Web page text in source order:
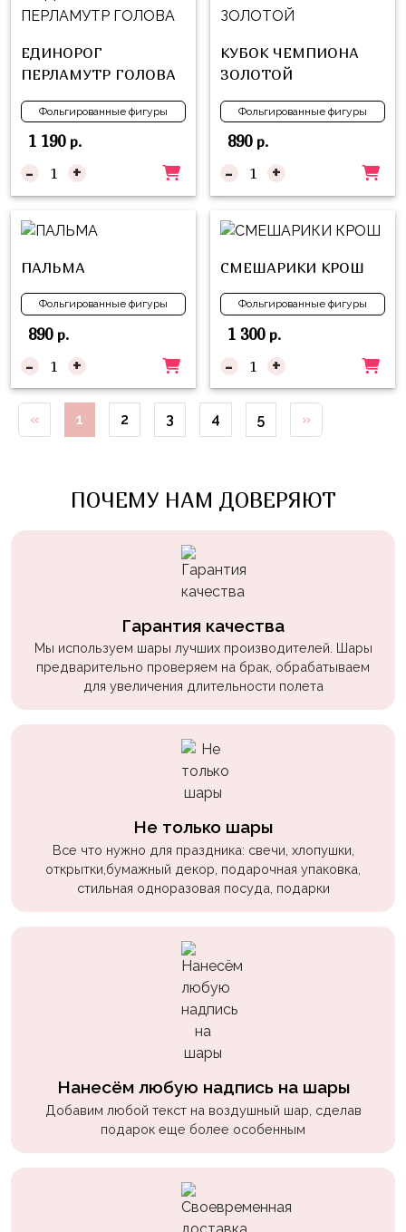
ЕДИНОРОГ
ПЕРЛАМУТР ГОЛОВА
Фольгированные фигуры
1 190р.
- +
КУБОК ЧЕМПИОНА
ЗОЛОТОЙ
Фольгированные фигуры
890р.
- +
ПАЛЬМА
Фольгированные фигуры
890р.
- +
СМЕШАРИКИ КРОШ
Фольгированные фигуры
1 300р.
- +
« 1 2 3 4 5 »
ПОЧЕМУ НАМ ДОВЕРЯЮТ
Гарантия качества
Мы используем шары лучших производителей. Шары
предварительно проверяем на брак, обрабатываем
для увеличения длительности полета
Не только шары
Все что нужно для праздника: свечи, хлопушки,
открытки,бумажный декор, подарочная упаковка,
стильная одноразовая посуда, подарки
Нанесём любую надпись на шары
Добавим любой текст на воздушный шар, сделав
подарок еще более особенным
Куклы
Для
Для
Неё
Мишка
Тедди
Транспорт
Техника
Животные
Морская
Тема
Звёздные
Войны
Трансформеры
Супергерои
Пиратская
Мальчикам
Музыка